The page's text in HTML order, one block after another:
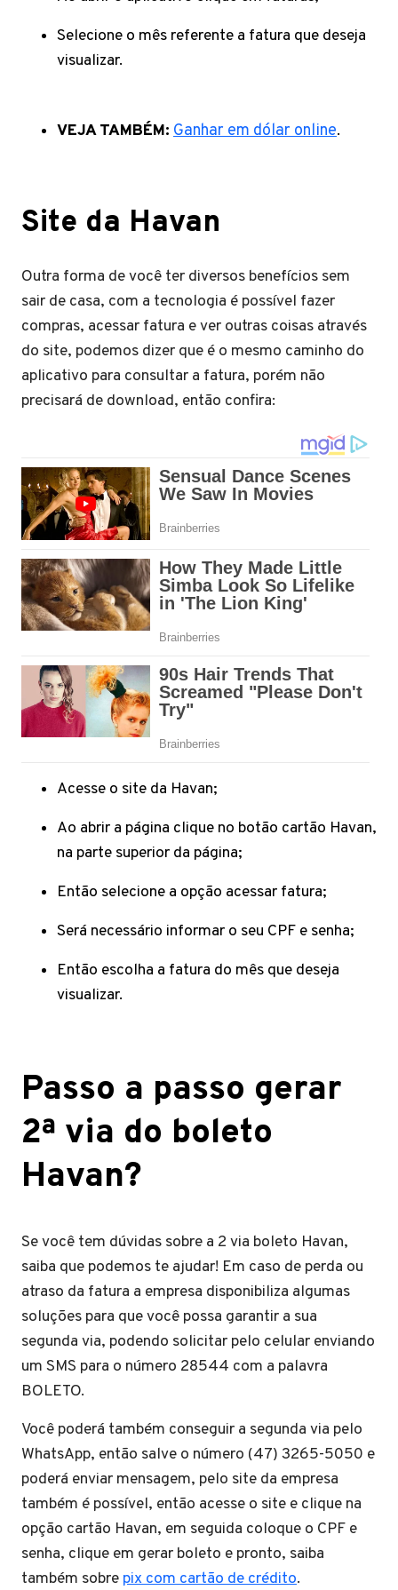
Selecione o mês referente a fatura que deseja
visualizar.
VEJA TAMBÉM: Ganhar em dólar online.
Site da Havan
Outra forma de você ter diversos benefícios sem
sair de casa, com a tecnologia é possível fazer
compras, acessar fatura e ver outras coisas através
do site, podemos dizer que é o mesmo caminho do
aplicativo para consultar a fatura, porém não
precisará de download, então confira:
Acesse o site da Havan;
Ao abrir a página clique no botão cartão Havan,
na parte superior da página;
Então selecione a opção acessar fatura;
Será necessário informar o seu CPF e senha;
Então escolha a fatura do mês que deseja
visualizar.
Passo a passo gerar
2ª via do boleto
Havan?
Se você tem dúvidas sobre a 2 via boleto Havan,
saiba que podemos te ajudar! Em caso de perda ou
atraso da fatura a empresa disponibiliza algumas
soluções para que você possa garantir a sua
segunda via, podendo solicitar pelo celular enviando
um SMS para o número 28544 com a palavra
BOLETO.
Você poderá também conseguir a segunda via pelo
WhatsApp, então salve o número (47) 3265-5050 e
poderá enviar mensagem, pelo site da empresa
também é possível, então acesse o site e clique na
opção cartão Havan, em seguida coloque o CPF e
senha, clique em gerar boleto e pronto, saiba
também sobre pix com cartão de crédito.